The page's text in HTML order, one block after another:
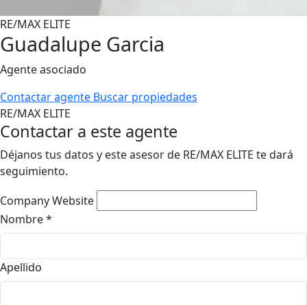
RE/MAX ELITE
Guadalupe Garcia
Agente asociado
Contactar agente Buscar propiedades
RE/MAX ELITE
Contactar a este agente
Déjanos tus datos y este asesor de RE/MAX ELITE te dará
seguimiento.
Company Website
Nombre*
Apellido